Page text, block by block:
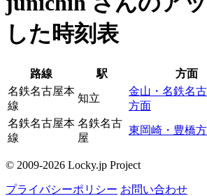
した時刻表
路線 駅 方面
名鉄名古屋本
線
知立
金山・名鉄名
方面
名鉄名古屋本
線
名鉄名古
屋
東岡崎・豊橋
© 2009-2026 Locky.jp Project
プライバシーポリシー お問い合わせ